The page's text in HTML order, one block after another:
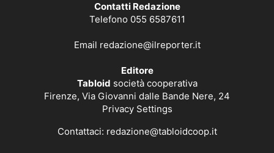
Contatti Redazione
Telefono 055 6587611
Email redazione@ilreporter.it
Editore
Tabloid società cooperativa
Firenze, Via Giovanni dalle Bande Nere, 24
Privacy Settings
Contattaci: redazione@tabloidcoop.it